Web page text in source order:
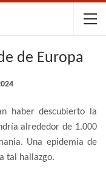
de Europa
haber descubierto la
alrededor de 1.000
Una epidemia de
tal hallazgo.